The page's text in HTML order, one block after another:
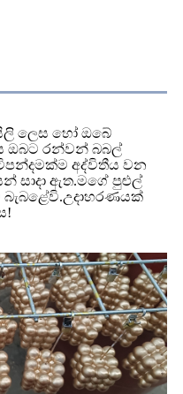
ලෙස හෝ ඔබේ
ඔබට රන්වන් බබල්
අද්විතීය වන
සාදා ඇත.මගේ පුළුල්